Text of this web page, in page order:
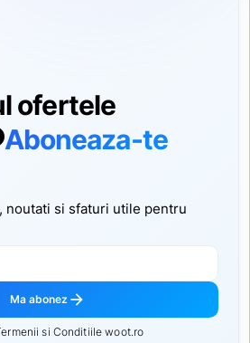
ofertele
Aboneaza-te
noutati si sfaturi utile pentru
Ma abonez arrow_forward
si Conditiile woot.ro